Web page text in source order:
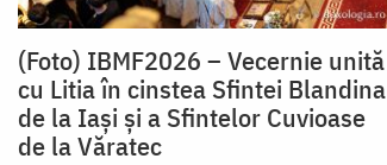
(Foto) IBMF2026 – Vecernie unită
cu Litia în cinstea Sfintei Blandina
de la Iași și a Sfintelor Cuvioase
de la Văratec